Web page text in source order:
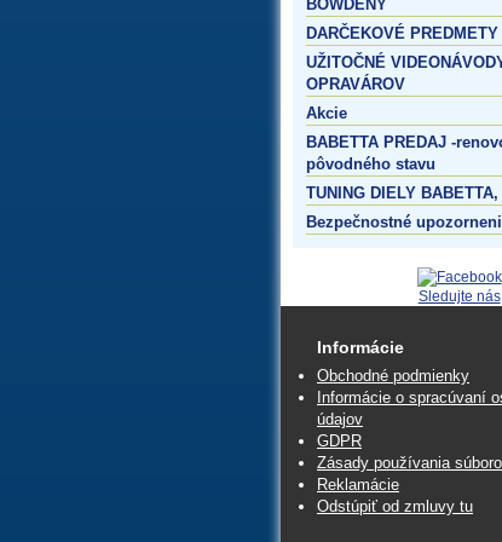
BOWDENY
DARČEKOVÉ PREDMETY
UŽITOČNÉ
OPRAVÁROV
Akcie
BABETTA PREDAJ -
pôvodného stavu
TUNING DIELY BABETTA,
Bezpečnostné
Sledujte nás
Informácie
Obchodné podmienky
Informácie o spracúvaní
údajov
GDPR
Zásady používania
Reklamácie
Odstúpiť od zmluvy tu